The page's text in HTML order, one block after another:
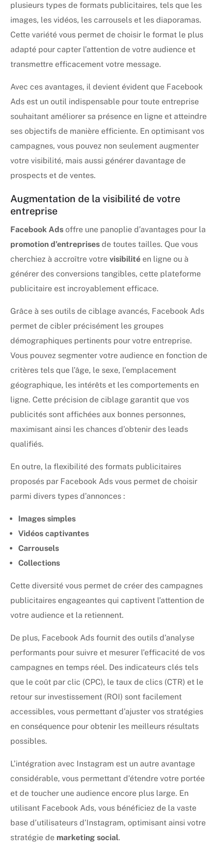
plusieurs types de formats publicitaires, tels que les
images, les vidéos, les carrousels et les diaporamas.
Cette variété vous permet de choisir le format le plus
adapté pour capter l’attention de votre audience et
transmettre efficacement votre message.
Avec ces avantages, il devient évident que Facebook
Ads est un outil indispensable pour toute entreprise
souhaitant améliorer sa présence en ligne et atteindre
ses objectifs de manière efficiente. En optimisant vos
campagnes, vous pouvez non seulement augmenter
votre visibilité, mais aussi générer davantage de
prospects et de ventes.
Augmentation de la visibilité de votre
entreprise
Facebook Ads offre une panoplie d’avantages pour la
promotion d’entreprises de toutes tailles. Que vous
cherchiez à accroître votrevisibilité en ligne ou à
générer des conversions tangibles, cette plateforme
publicitaire est incroyablement efficace.
Grâce à ses outils de ciblage avancés, Facebook Ads
permet de cibler précisément les groupes
démographiques pertinents pour votre entreprise.
Vous pouvez segmenter votre audience en fonction de
critères tels que l’âge, le sexe, l’emplacement
géographique, les intérêts et les comportements en
ligne. Cette précision de ciblage garantit que vos
publicités sont affichées aux bonnes personnes,
maximisant ainsi les chances d’obtenir des leads
qualifiés.
En outre, la flexibilité des formats publicitaires
proposés par Facebook Ads vous permet de choisir
parmi divers types d’annonces :
Images simples
Vidéos captivantes
Carrousels
Collections
Cette diversité vous permet de créer des campagnes
publicitaires engageantes qui captivent l’attention de
votre audience et la retiennent.
De plus, Facebook Ads fournit des outils d’analyse
performants pour suivre et mesurer l’efficacité de vos
campagnes en temps réel. Des indicateurs clés tels
que le coût par clic (CPC), le taux de clics (CTR) et le
retour sur investissement (ROI) sont facilement
accessibles, vous permettant d’ajuster vos stratégies
en conséquence pour obtenir les meilleurs résultats
possibles.
L’intégration avec Instagram est un autre avantage
considérable, vous permettant d’étendre votre portée
et de toucher une audience encore plus large. En
utilisant Facebook Ads, vous bénéficiez de la vaste
base d’utilisateurs d’Instagram, optimisant ainsi votre
stratégie de marketing social.